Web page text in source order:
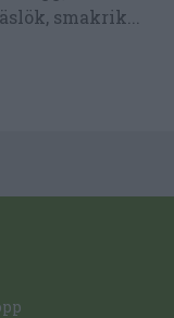
smakrik...